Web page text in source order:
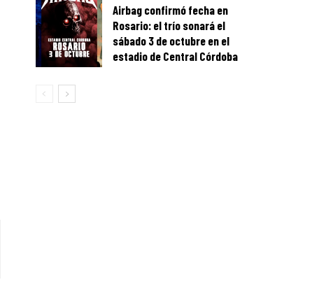
Airbag confirmó fecha en
Rosario: el trío sonará el
sábado 3 de octubre en el
estadio de Central Córdoba